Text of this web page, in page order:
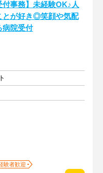
付事務】未経験OK♪人
とが好き◎笑顔や気配
病院受付
験者歓迎